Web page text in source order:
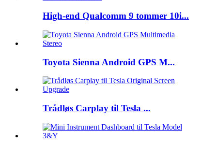
High-end Qualcomm 9 tommer 10i...
Toyota Sienna Android GPS M...
Trådløs Carplay til Tesla ...